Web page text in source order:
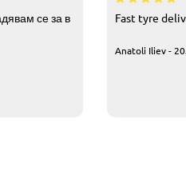
се за в
Fast tyre
Anatoli Iliev -